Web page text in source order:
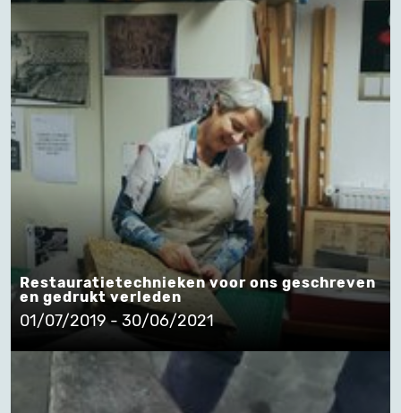
Restauratietechnieken voor ons geschreven
en gedrukt verleden
01/07/2019 - 30/06/2021